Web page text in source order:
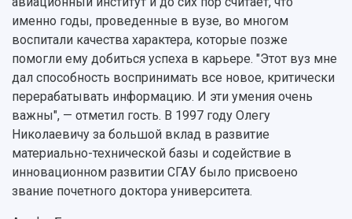
Сведения об образовательной организации
Официальные документы
именно годы, проведенные в вузе, во многом
воспитали качества характера, которые позже
помогли ему добиться успеха в карьере. "Этот вуз мне
дал способность воспринимать все новое, критически
перерабатывать информацию. И эти умения очень
важны", — отметил гость. В 1997 году Олегу
Николаевичу за большой вклад в развитие
материально-технической базы и содействие в
инновационном развитии СГАУ было присвоено
звание почетного доктора университета.